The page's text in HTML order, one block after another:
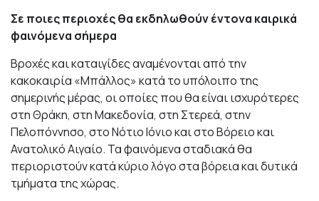
Σε ποιες περιοχές θα εκδηλωθούν έντονα καιρικά
φαινόμενα σήμερα
Βροχές και καταιγίδες αναμένονται από την
κακοκαιρία «Μπάλλος» κατά το υπόλοιπο της
σημερινής μέρας, οι οποίες που θα είναι ισχυρότερες
στη Θράκη, στη Μακεδονία, στη Στερεά, στην
Πελοπόννησο, στο Νότιο Ιόνιο και στο Βόρειο και
Ανατολικό Αιγαίο. Τα φαινόμενα σταδιακά θα
περιοριστούν κατά κύριο λόγο στα βόρεια και δυτικά
τμήματα της χώρας.